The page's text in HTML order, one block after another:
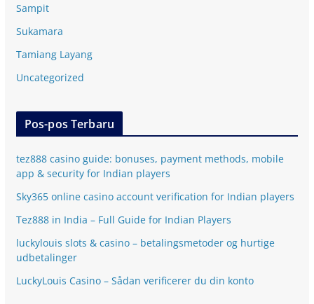
Sampit
Sukamara
Tamiang Layang
Uncategorized
Pos-pos Terbaru
tez888 casino guide: bonuses, payment methods, mobile
app & security for Indian players
Sky365 online casino account verification for Indian players
Tez888 in India – Full Guide for Indian Players
luckylouis slots & casino – betalingsmetoder og hurtige
udbetalinger
LuckyLouis Casino – Sådan verificerer du din konto